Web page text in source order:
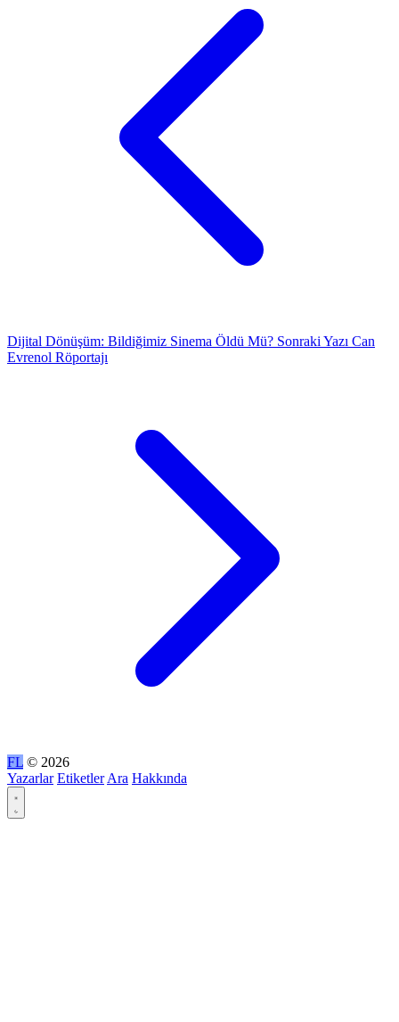
Dijital Dönüşüm: Bildiğimiz Sinema Öldü Mü? Sonraki Yazı Can
Evrenol Röportajı
FL © 2026
Yazarlar Etiketler Ara Hakkında